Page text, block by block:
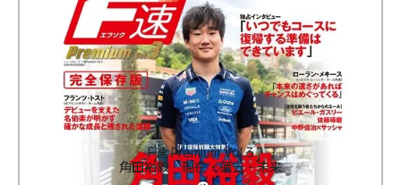
F速 Premium Vol.3
角田裕毅 現在・過去・未来